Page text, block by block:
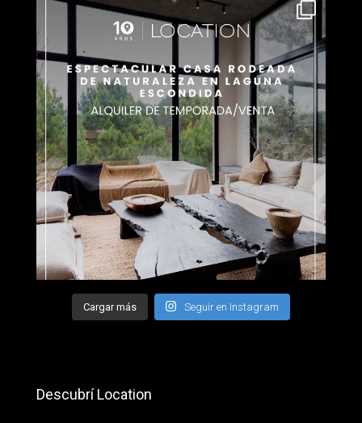
Cargar más Seguir en Instagram
Descubrí Location